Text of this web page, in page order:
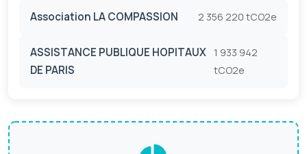
Association LA COMPASSION 2 356 220 tCO2e
ASSISTANCE PUBLIQUE HOPITAUX
DE PARIS
1 933 942
tCO2e